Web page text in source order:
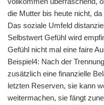
die Mutter bis heute nicht,
Das soziale Umfeld
Selbstwert Gefühl wird
Gefühl nicht mal eine faire
Beispiel4: Nach der
zusätzlich eine finanzielle
letzten Reserven, sie kann
weitermachen, sie fängt